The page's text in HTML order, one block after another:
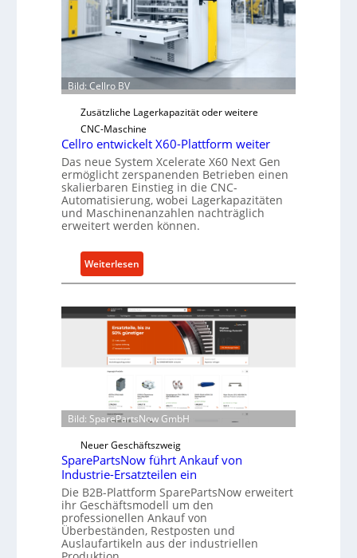
c
h
e
r
Ü
b
e
r
l
a
s
t
s
c
u
t
f
ü
d
i
r
e
k
t
e
A
n
t
Bild: Cellro BV
Zusätzliche Lagerkapazität oder weitere
CNC-Maschine
Cellro entwickelt X60-Plattform weiter
Das neue System Xcelerate X60 Next Gen
ermöglicht zerspanenden Betrieben einen
skalierbaren Einstieg in die CNC-
Automatisierung, wobei Lagerkapazitäten
und Maschinenanzahlen nachträglich
erweitert werden können.
Weiterlesen:
C
l
l
e
n
t
w
i
c
k
e
l
t
X
Bild: SparePartsNow GmbH
Neuer Geschäftszweig
SparePartsNow führt Ankauf von
Industrie-Ersatzteilen ein
Die B2B-Plattform SparePartsNow erweitert
ihr Geschäftsmodell um den
professionellen Ankauf von
Überbeständen, Restposten und
Auslaufartikeln aus der industriellen